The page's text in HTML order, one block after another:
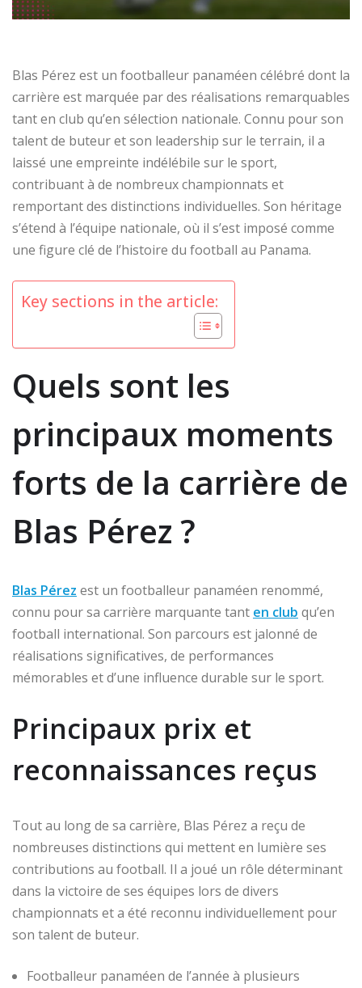
Blas Pérez est un footballeur panaméen célébré dont la
carrière est marquée par des réalisations remarquables
tant en club qu’en sélection nationale. Connu pour son
talent de buteur et son leadership sur le terrain, il a
laissé une empreinte indélébile sur le sport,
contribuant à de nombreux championnats et
remportant des distinctions individuelles. Son héritage
s’étend à l’équipe nationale, où il s’est imposé comme
une figure clé de l’histoire du football au Panama.
Key sections in the article:
Quels sont les
principaux moments
forts de la carrière de
Blas Pérez ?
Blas Pérez est un footballeur panaméen renommé,
connu pour sa carrière marquante tant en club qu’en
football international. Son parcours est jalonné de
réalisations significatives, de performances
mémorables et d’une influence durable sur le sport.
Principaux prix et
reconnaissances reçus
Tout au long de sa carrière, Blas Pérez a reçu de
nombreuses distinctions qui mettent en lumière ses
contributions au football. Il a joué un rôle déterminant
dans la victoire de ses équipes lors de divers
championnats et a été reconnu individuellement pour
son talent de buteur.
Footballeur panaméen de l’année à plusieurs